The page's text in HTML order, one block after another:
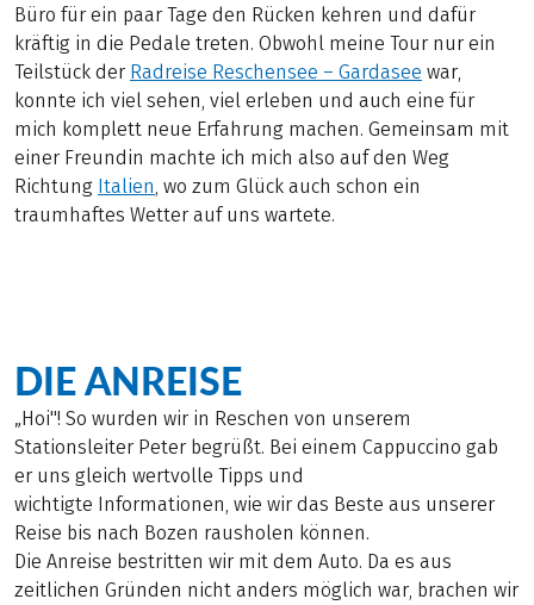
Büro für ein paar Tage den Rücken kehren und dafür
kräftig in die Pedale treten. Obwohl meine Tour nur ein
Teilstück der Radreise Reschensee – Gardasee war,
konnte ich viel sehen, viel erleben und auch eine für
mich komplett neue Erfahrung machen. Gemeinsam mit
einer Freundin machte ich mich also auf den Weg
Richtung Italien, wo zum Glück auch schon ein
traumhaftes Wetter auf uns wartete.
DIE ANREISE
„Hoi"! So wurden wir in Reschen von unserem
Stationsleiter Peter begrüßt. Bei einem Cappuccino gab
er uns gleich wertvolle Tipps und
wichtigte Informationen, wie wir das Beste aus unserer
Reise bis nach Bozen rausholen können.
Die Anreise bestritten wir mit dem Auto. Da es aus
zeitlichen Gründen nicht anders möglich war, brachen wir